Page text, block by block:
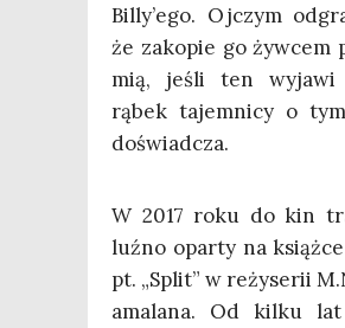
Billy’ego. Ojczym
że zako­pie go
mią, jeśli ten wyja­wi
rąbek tajem­ni­cy o
doświadcza.
W 2017 roku do kin
luź­no opar­ty na
pt. „Split” w reży­se­rii
ama­la­na. Od kil­ku lat